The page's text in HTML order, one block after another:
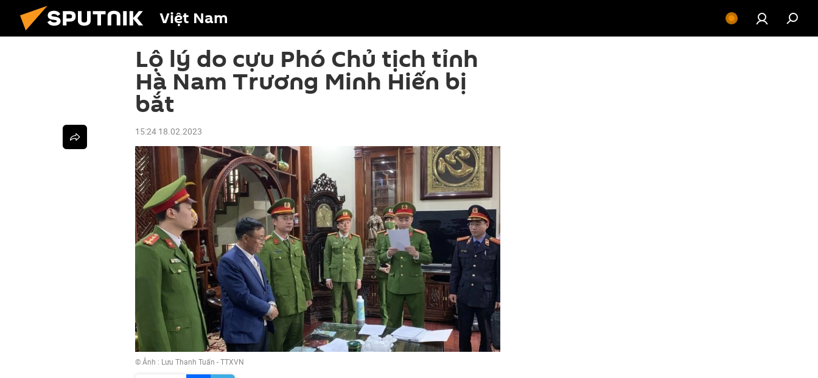
Việt Nam
Lộ lý do cựu Phó Chủ tịch tỉnh
Hà Nam Trương Minh Hiến bị
bắt
15:24 18.02.2023
© Ảnh : Lưu Thanh Tuấn - TTXVN